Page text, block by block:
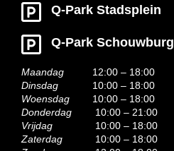
Q-Park Stadsplein
Q-Park Schouwburg
Maandag
12:00 – 18:00
Dinsdag
10:00 – 18:00
Woensdag
10:00 – 18:00
Donderdag
10:00 – 21:00
Vrijdag
10:00 – 18:00
Zaterdag
10:00 – 18:00